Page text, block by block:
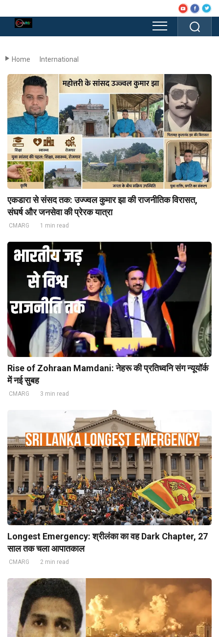
Home International
एकडारा से संसद तक: उज्ज्वल कुमार झा की राजनीतिक विरासत,
संघर्ष और जनसेवा की प्रेरक यात्रा
CMARG 1 min read
Rise of Zohraan Mamdani: नेहरू की प्रतिध्वनि संग न्यूयॉर्क
में नई सुबह
CMARG 3 min read
Longest Emergency: श्रीलंका का वह Dark Chapter, 27
साल तक चला आपातकाल
CMARG 2 min read